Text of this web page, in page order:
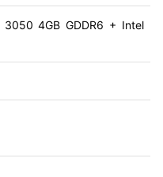
3050 4GB GDDR6 + Intel